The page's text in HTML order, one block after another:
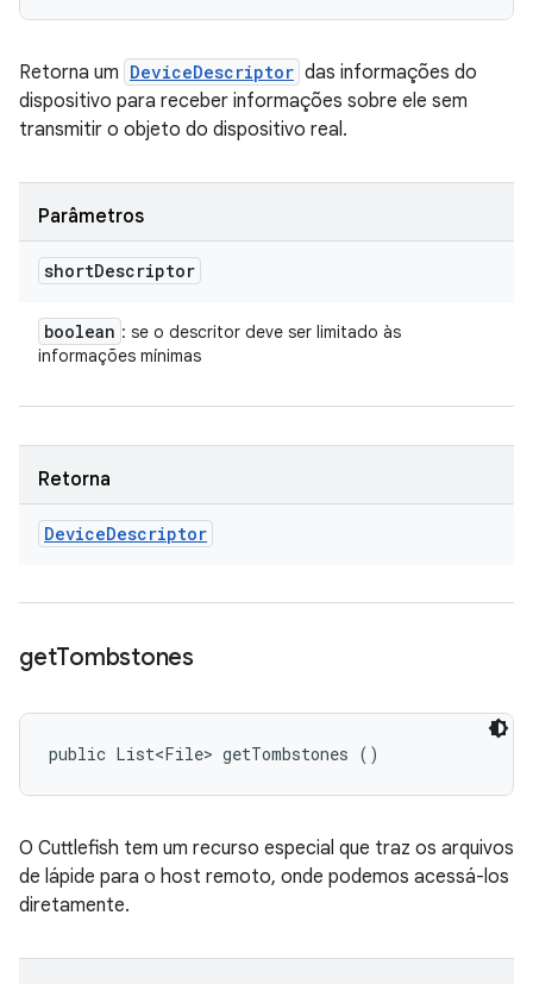
Retorna um DeviceDescriptor das informações do
dispositivo para receber informações sobre ele sem
transmitir o objeto do dispositivo real.
Parâmetros
shortDescriptor
boolean : se o descritor deve ser limitado às
informações mínimas
Retorna
DeviceDescriptor
getTombstones
public List<File> getTombstones ()
O Cuttlefish tem um recurso especial que traz os arquivos
de lápide para o host remoto, onde podemos acessá-los
diretamente.